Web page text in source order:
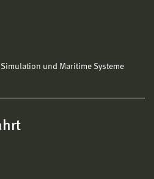
und Maritime Systeme